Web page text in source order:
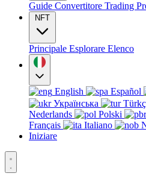
Guide Convertitore Trading
NFT
Principale Esplorare Elenco
English Español
Українська
Nederlands
Polski
Français
Italiano
Iniziare